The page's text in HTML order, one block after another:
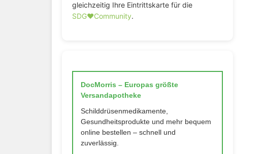
gleichzeitig Ihre Eintrittskarte für die
SDG♥️Community.
DocMorris – Europas größte
Versandapotheke
Schilddrüsenmedikamente,
Gesundheitsprodukte und mehr bequem
online bestellen – schnell und
zuverlässig.